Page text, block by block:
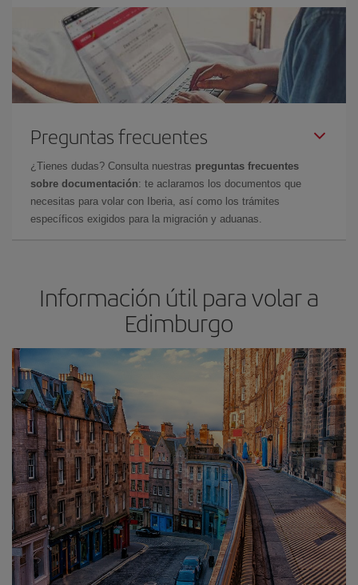
Preguntas frecuentes
¿Tienes dudas? Consulta nuestras preguntas frecuentes
sobre documentación: te aclaramos los documentos que
necesitas para volar con Iberia, así como los trámites
específicos exigidos para la migración y aduanas.
Información útil para volar a
Edimburgo